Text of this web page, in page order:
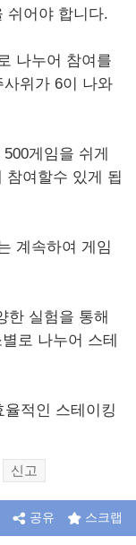
쉬어야 합니다.
나누어 참여를
위가 6이 나와
게임을 쉬게
참여할수 있게 됩
계속하여 게임
한 실험을 통해
로 나누어 스테
적인 스테이킹
신고
공유 스크랩